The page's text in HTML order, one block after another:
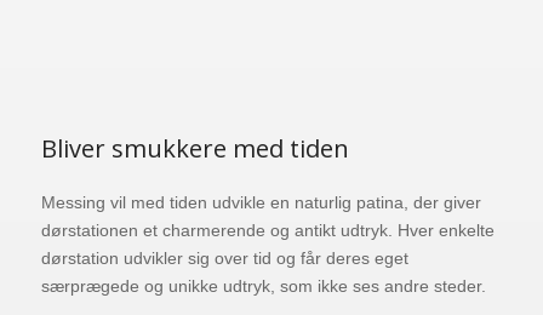
Bliver smukkere med tiden
Messing vil med tiden udvikle en naturlig patina, der giver
dørstationen et charmerende og antikt udtryk. Hver enkelte
dørstation udvikler sig over tid og får deres eget
særprægede og unikke udtryk, som ikke ses andre steder.